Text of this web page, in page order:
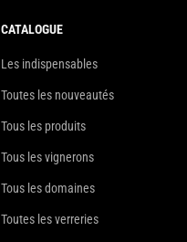
CATALOGUE
Les indispensables
Toutes les nouveautés
Tous les produits
Tous les vignerons
Tous les domaines
Toutes les verreries